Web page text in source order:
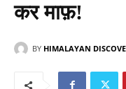
कर माफ़!
BY HIMALAYAN